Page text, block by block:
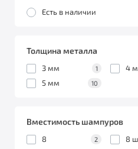
Есть в наличии
Толщина металла
3 мм 1 4
5 мм 10
Вместимость шампуров
8 2 8